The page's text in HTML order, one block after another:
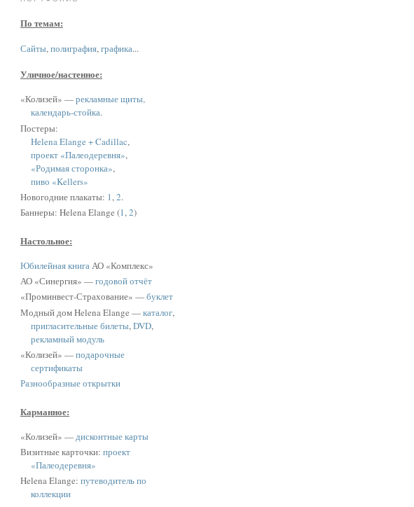
По темам:
Сайты,полиграфия,графика...
Уличное/настенное:
«Колизей» —рекламные щиты,
календарь-стойка.
Постеры:
Helena Elange + Cadillac,
проект «Палеодеревня»,
«Родимая сторонка»,
пиво «Kellers»
Новогодние плакаты: 1,2.
Баннеры: Helena Elange (1,2)
Настольное:
Юбилейная книгаАО «Комплекс»
АО «Синергия» —годовой отчёт
«Проминвест-Страхование» —буклет
Модный дом Helena Elange —каталог,
пригласительные билеты,DVD,
рекламный модуль
«Колизей» —подарочные
сертификаты
Разнообразные открытки
Карманное:
«Колизей» —дисконтные карты
Визитные карточки: проект
«Палеодеревня»
Helena Elange: путеводитель по
коллекции